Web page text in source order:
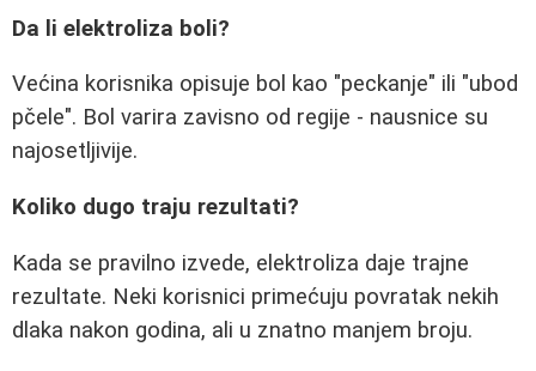
Da li elektroliza boli?
Većina korisnika opisuje bol kao "peckanje" ili "ubod
pčele". Bol varira zavisno od regije - nausnice su
najosetljivije.
Koliko dugo traju rezultati?
Kada se pravilno izvede, elektroliza daje trajne
rezultate. Neki korisnici primećuju povratak nekih
dlaka nakon godina, ali u znatno manjem broju.